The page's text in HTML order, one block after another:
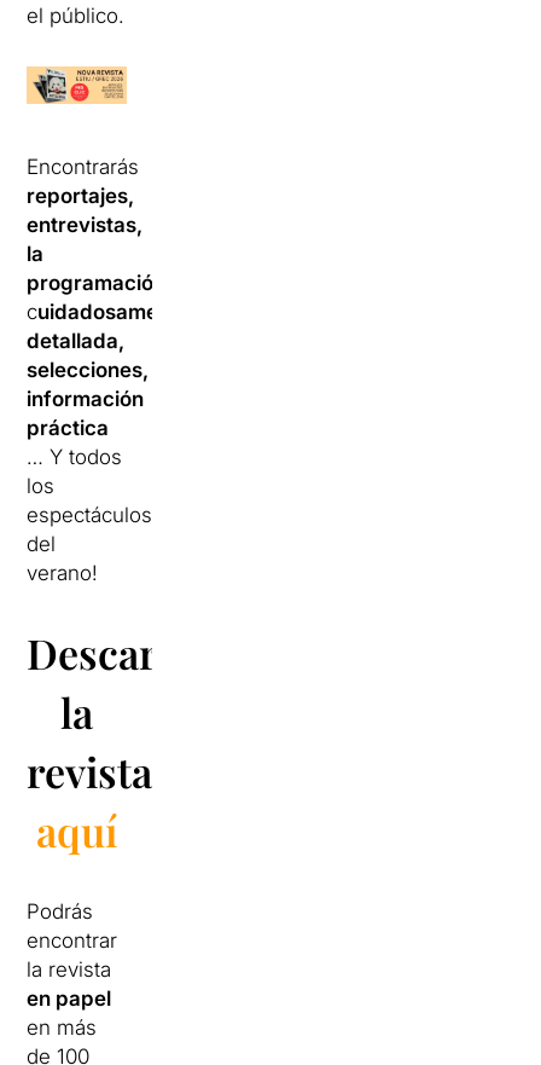
el público.
Encontrarás
reportajes,
entrevistas,
la
programación
cuidadosamente
detallada,
selecciones,
información
práctica
… Y todos
los
espectáculos
del
verano!
Descarga
la
revista
aquí
Podrás
encontrar
la revista
en papel
en más
de 100